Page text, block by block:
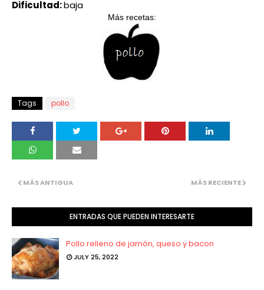
Dificultad:baja
Más recetas:
Tags pollo
MÁS RECIENTE
MÁS ANTIGUA
ENTRADAS QUE PUEDEN INTERESARTE
Pollo relleno de jamón, queso y bacon
JULY 25, 2022